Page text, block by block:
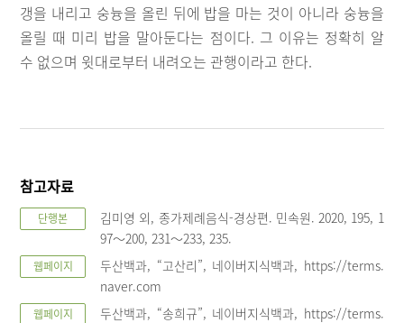
갱을 내리고 숭늉을 올린 뒤에 밥을 마는 것이 아니라 숭늉을
올릴 때 미리 밥을 말아둔다는 점이다. 그 이유는 정확히 알
수 없으며 윗대로부터 내려오는 관행이라고 한다.
참고자료
단행본
김미영 외, 종가제례음식-경상편. 민속원. 2020, 195, 1
97～200, 231～233, 235.
웹페이지
두산백과, “고산리”, 네이버지식백과, https://terms.
naver.com
웹페이지
두산백과, “송희규”, 네이버지식백과, https://terms.